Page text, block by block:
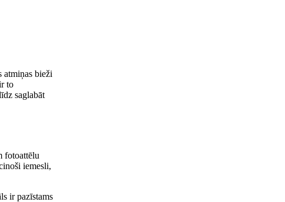
atmiņas bieži
to
saglabāt
fotoattēlu
iemesli,
ir pazīstams